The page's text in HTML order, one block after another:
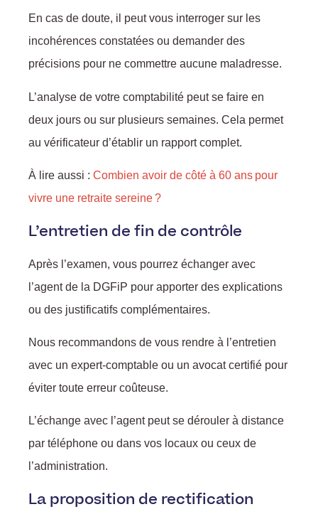
En cas de doute, il peut vous interroger sur les
incohérences constatées ou demander des
précisions pour ne commettre aucune maladresse.
L’analyse de votre comptabilité peut se faire en
deux jours ou sur plusieurs semaines. Cela permet
au vérificateur d’établir un rapport complet.
À lire aussi : Combien avoir de côté à 60 ans pour
vivre une retraite sereine ?
L’entretien de fin de contrôle
Après l’examen, vous pourrez échanger avec
l’agent de la DGFiP pour apporter des explications
ou des justificatifs complémentaires.
Nous recommandons de vous rendre à l’entretien
avec un expert-comptable ou un avocat certifié pour
éviter toute erreur coûteuse.
L’échange avec l’agent peut se dérouler à distance
par téléphone ou dans vos locaux ou ceux de
l’administration.
La proposition de rectification